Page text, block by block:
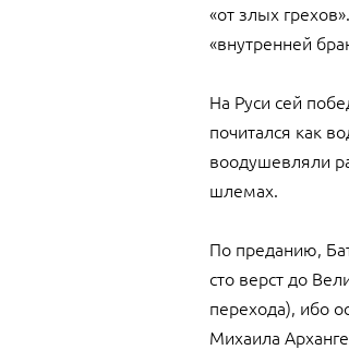
«от злых
«внутренней
На Руси сей
почитался как
воодушевляли
шлемах.
По преданию,
сто верст до
перехода), ибо
Михаила